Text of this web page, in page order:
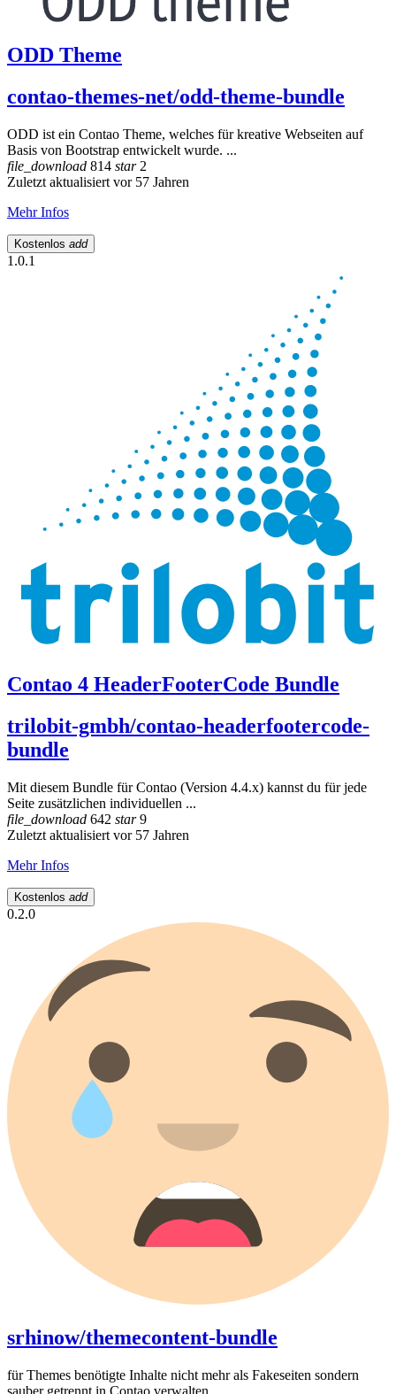
ODD Theme
contao-themes-net/odd-theme-bundle
ODD ist ein Contao Theme, welches für kreative Webseiten auf
Basis von Bootstrap entwickelt wurde. ...
file_download 814 star2
Zuletzt aktualisiert vor 57 Jahren
Mehr Infos
Kostenlos add
1.0.1
Contao 4 HeaderFooterCode Bundle
trilobit-gmbh/contao-headerfootercode-
bundle
Mit diesem Bundle für Contao (Version 4.4.x) kannst du für jede
Seite zusätzlichen individuellen ...
file_download 642 star9
Zuletzt aktualisiert vor 57 Jahren
Mehr Infos
Kostenlos add
0.2.0
srhinow/themecontent-bundle
für Themes benötigte Inhalte nicht mehr als Fakeseiten sondern
sauber getrennt in Contao verwalten